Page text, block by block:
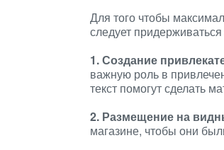
Для того чтобы
следует
1. Создание
важную роль в
текст помогут сделать
2. Размещение на
магазине, чтобы они